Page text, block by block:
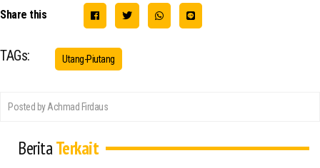
Share this
TAGs: Utang-Piutang
Posted by Achmad Firdaus
BeritaTerkait